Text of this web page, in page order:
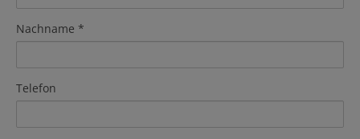
Nachname
Telefon